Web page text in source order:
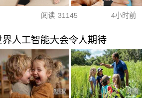
阅读 31145 4小时前
人工智能大会令人期待